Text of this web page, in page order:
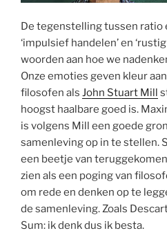
De tegenstelling tussen ratio
‘impulsief handelen’ en
woorden aan hoe we
Onze emoties geven kleur
filosofen als John Stuart Mill
hoogst haalbare goed is.
is volgens Mill een goede
samenleving op in te stellen.
een beetje van
zien als een poging van
om rede en denken op te
de samenleving. Zoals
Sum: ik denk dus ik besta.